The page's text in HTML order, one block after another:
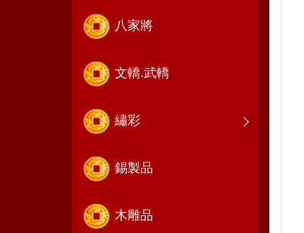
八家將
文轎.武轎
繡彩
錫製品
木雕品